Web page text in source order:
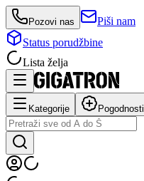
Pozovi nas
Piši nam
Status porudžbine
Lista želja
Kategorije Pogodnosti